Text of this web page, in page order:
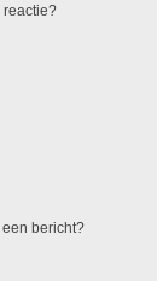
reactie?
bericht?